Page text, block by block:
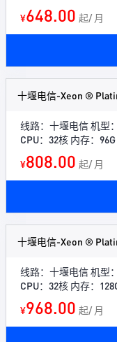
¥648.00 起/ 月
十堰电信-Xeon ®
线路：十堰电信 机型
CPU：32核 内存：
¥808.00 起/ 月
十堰电信-Xeon ®
线路：十堰电信 机型
CPU：32核 内存：
¥968.00 起/ 月